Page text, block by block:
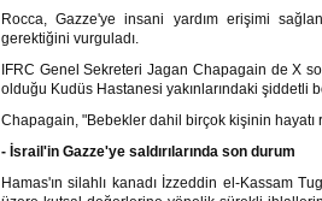
Rocca, Gazze'ye insani yardım erişimi
gerektiğini vurguladı.
IFRC Genel Sekreteri Jagan Chapagain de X
olduğu Kudüs Hastanesi yakınlarındaki şiddetli
Chapagain, "Bebekler dahil birçok kişinin hayatı
- İsrail'in Gazze'ye saldırılarında son durum
Hamas'ın silahlı kanadı İzzeddin el-Kassam